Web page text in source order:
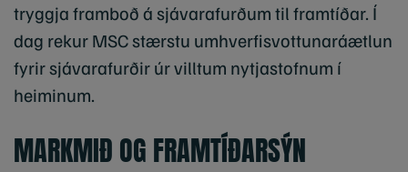
tryggja framboð á sjávarafurðum til framtíðar. Í
dag rekur MSC stærstu umhverfisvottunaráætlun
fyrir sjávarafurðir úr villtum nytjastofnum í
heiminum.
MARKMIÐ OG FRAMTÍÐARSÝN